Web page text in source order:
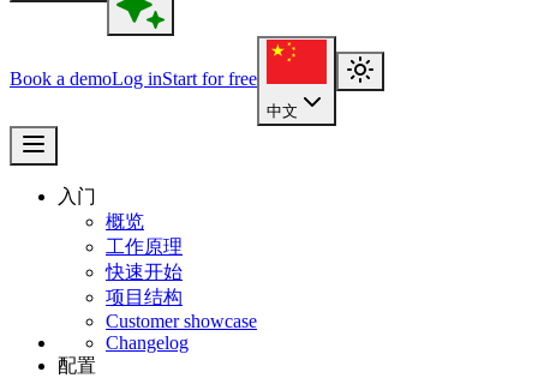
Book a demoLog inStart for free
中文
入门
概览
工作原理
快速开始
项目结构
Customer showcase
Changelog
配置